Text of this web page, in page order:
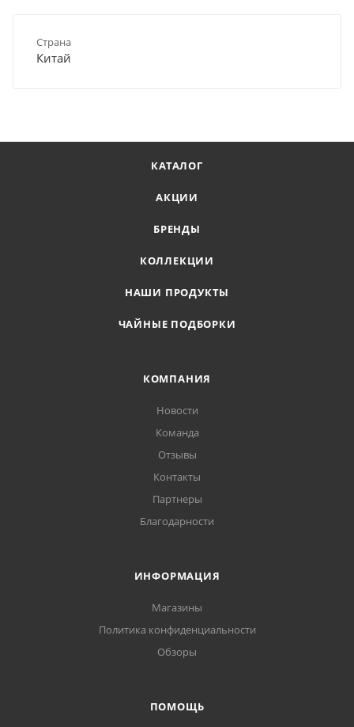
Страна
Китай
КАТАЛОГ
АКЦИИ
БРЕНДЫ
КОЛЛЕКЦИИ
НАШИ ПРОДУКТЫ
ЧАЙНЫЕ ПОДБОРКИ
КОМПАНИЯ
Новости
Команда
Отзывы
Контакты
Партнеры
Благодарности
ИНФОРМАЦИЯ
Магазины
Политика конфиденциальности
Обзоры
ПОМОЩЬ